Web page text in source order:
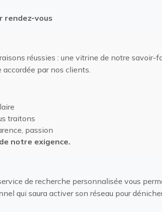
rendez-vous
réussies : une vitrine de notre savoir-
par nos clients.
traitons
passion
notre exigence.
de recherche personnalisée vous
qui saura activer son réseau pour